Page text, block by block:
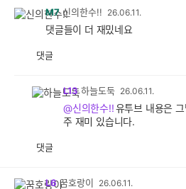
M7 신의한수!! 26.06.11.
댓글들이 더 재밌네요
댓글
L13 하늘도둑 26.06.11.
@신의한수!!유투브 내용은
주 재미 있습니다.
댓글
L6 꿈호랑이 26.06.11.